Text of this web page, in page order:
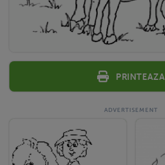
Printeaza